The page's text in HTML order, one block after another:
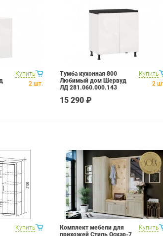
Купить
2 шт.
Купить
Тумба кухонная 800
Любимый дом Шервуд
ЛД 281.060.000.143
15 290 ₽
2
Купить Купить
Комплект мебели для
прихожей Стиль Оскар-7